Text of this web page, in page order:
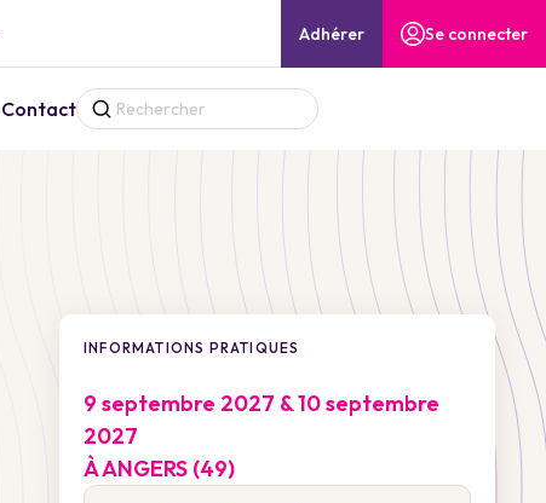
Contact
Adhérer Se connecter
INFORMATIONS PRATIQUES
9 septembre 2027 & 10 septembre
2027
À ANGERS (49)